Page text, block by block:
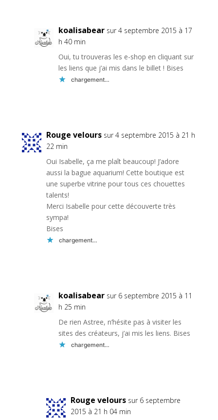
koalisabear sur 4 septembre 2015 à 17
h 40 min
Oui, tu trouveras les e-shop en cliquant sur
les liens que j’ai mis dans le billet ! Bises
chargement…
Rouge velours sur 4 septembre 2015 à 21 h
22 min
Oui Isabelle, ça me plaît beaucoup! J’adore
aussi la bague aquarium! Cette boutique est
une superbe vitrine pour tous ces chouettes
talents!
Merci Isabelle pour cette découverte très
sympa!
Bises
chargement…
koalisabear sur 6 septembre 2015 à 11
h 25 min
De rien Astree, n’hésite pas à visiter les
sites des créateurs, j’ai mis les liens. Bises
chargement…
Rouge velours sur 6 septembre
2015 à 21 h 04 min